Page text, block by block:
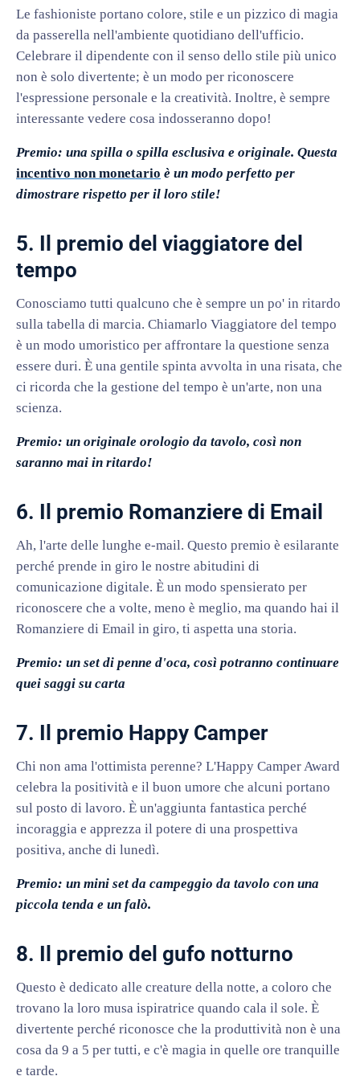
Le fashioniste portano colore, stile e un pizzico di magia
da passerella nell'ambiente quotidiano dell'ufficio.
Celebrare il dipendente con il senso dello stile più unico
non è solo divertente; è un modo per riconoscere
l'espressione personale e la creatività. Inoltre, è sempre
interessante vedere cosa indosseranno dopo!
Premio: una spilla o spilla esclusiva e originale. Questa
incentivo non monetario è un modo perfetto per
dimostrare rispetto per il loro stile!
5. Il premio del viaggiatore del
tempo
Conosciamo tutti qualcuno che è sempre un po' in ritardo
sulla tabella di marcia. Chiamarlo Viaggiatore del tempo
è un modo umoristico per affrontare la questione senza
essere duri. È una gentile spinta avvolta in una risata, che
ci ricorda che la gestione del tempo è un'arte, non una
scienza.
Premio: un originale orologio da tavolo, così non
saranno mai in ritardo!
6. Il premio Romanziere di Email
Ah, l'arte delle lunghe e-mail. Questo premio è esilarante
perché prende in giro le nostre abitudini di
comunicazione digitale. È un modo spensierato per
riconoscere che a volte, meno è meglio, ma quando hai il
Romanziere di Email in giro, ti aspetta una storia.
Premio: un set di penne d'oca, così potranno continuare
quei saggi su carta
7. Il premio Happy Camper
Chi non ama l'ottimista perenne? L'Happy Camper Award
celebra la positività e il buon umore che alcuni portano
sul posto di lavoro. È un'aggiunta fantastica perché
incoraggia e apprezza il potere di una prospettiva
positiva, anche di lunedì.
Premio: un mini set da campeggio da tavolo con una
piccola tenda e un falò.
8. Il premio del gufo notturno
Questo è dedicato alle creature della notte, a coloro che
trovano la loro musa ispiratrice quando cala il sole. È
divertente perché riconosce che la produttività non è una
cosa da 9 a 5 per tutti, e c'è magia in quelle ore tranquille
e tarde.